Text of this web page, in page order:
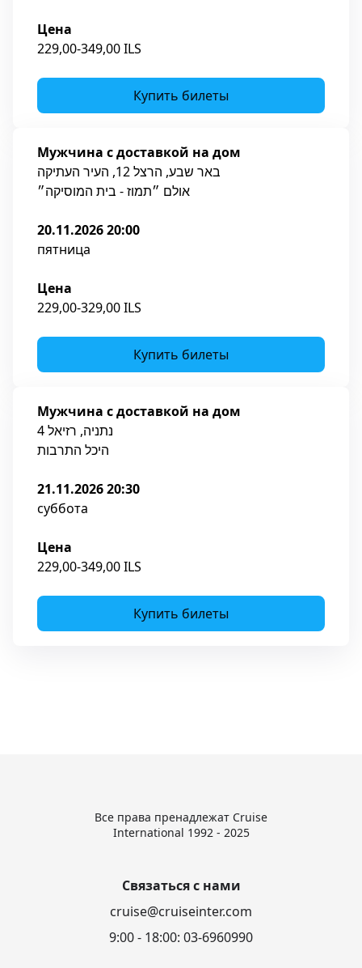
Цена
229,00-349,00 ILS
Купить билеты
Мужчина с доставкой на дом
באר שבע, הרצל 12, העיר העתיקה
אולם ״תמוז - בית המוסיקה״
20.11.2026 20:00
пятница
Цена
229,00-329,00 ILS
Купить билеты
Мужчина с доставкой на дом
נתניה, רזיאל 4
היכל התרבות
21.11.2026 20:30
суббота
Цена
229,00-349,00 ILS
Купить билеты
Все права пренадлежат Cruise
International 1992 - 2025
Связаться с нами
cruise@cruiseinter.com
9:00 - 18:00: 03-6960990